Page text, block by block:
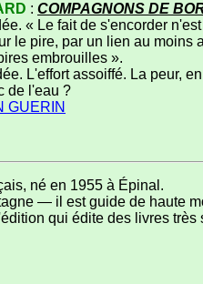
: COMPAGNONS DE
« Le fait de s'encorder
le pire, par un lien au
embrouilles ».
L'effort assoiffé. La peur,
de l'eau ?
GUERIN
né en 1955 à Épinal.
— il est guide de haute
qui édite des livres